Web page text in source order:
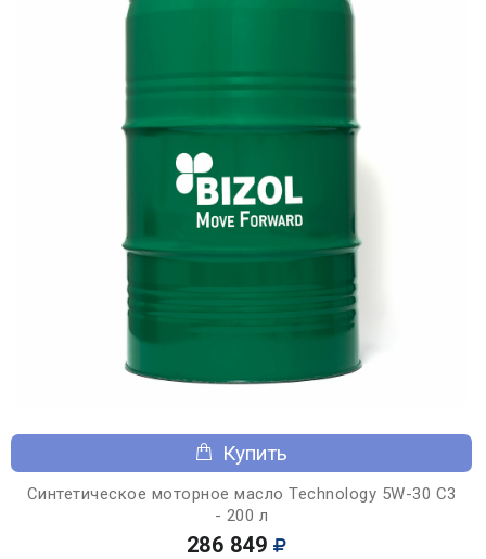
Купить
Синтетическое моторное масло Technology 5W-30 C3
- 200 л
286 849